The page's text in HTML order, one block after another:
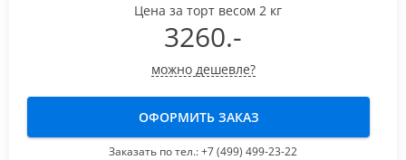
Цена за торт весом 2 кг
3260.-
можно дешевле?
ОФОРМИТЬ ЗАКАЗ
Заказать по тел.:+7 (499) 499-23-22